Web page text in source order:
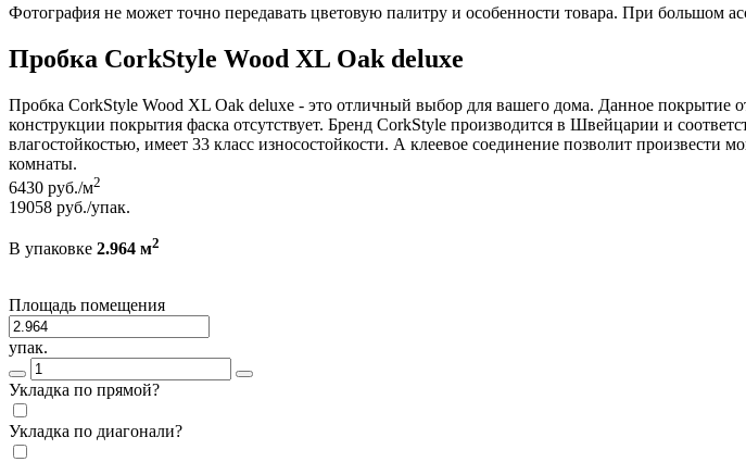
Фотография не может точно передавать цветовую палитру и особенности товара. При большом
Пробка CorkStyle Wood XL Oak deluxe
Пробка CorkStyle Wood XL Oak deluxe - это отличный выбор для вашего дома. Данное покрытие
конструкции покрытия фаска отсутствует. Бренд CorkStyle производится в Швейцарии и
влагостойкостью, имеет 33 класс износостойкости. А клеевое соединение позволит
комнаты.
6430 руб./м2
19058 руб./упак.
В упаковке 2.964 м2
Площадь помещения
упак.
Укладка по прямой?
Укладка по диагонали?